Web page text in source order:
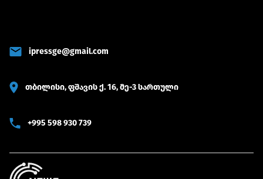
ipressge@gmail.com
თბილისი, ფშავის ქ. 16, მე-3 სართული
+995 598 930 739